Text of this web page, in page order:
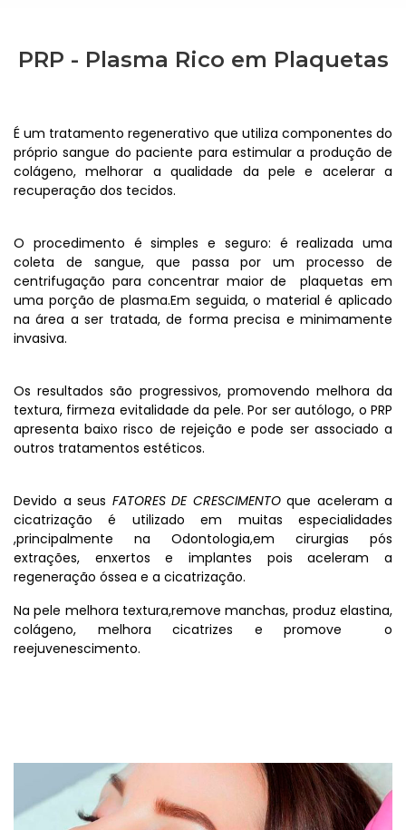
PRP - Plasma Rico em Plaquetas
É um tratamento regenerativo que utiliza componentes do
próprio sangue do paciente para estimular a produção de
colágeno, melhorar a qualidade da pele e acelerar a
recuperação dos tecidos.
O procedimento é simples e seguro: é realizada uma
coleta de sangue, que passa por um processo de
centrifugação para concentrar maior de plaquetas em
uma porção de plasma.Em seguida, o material é aplicado
na área a ser tratada, de forma precisa e minimamente
invasiva.
Os resultados são progressivos, promovendo melhora da
textura, firmeza evitalidade da pele. Por ser autólogo, o PRP
apresenta baixo risco de rejeição e pode ser associado a
outros tratamentos estéticos.
Devido a seus FATORES DE CRESCIMENTOque aceleram a
cicatrização é utilizado em muitas especialidades
,principalmente na Odontologia,em cirurgias pós
extrações, enxertos e implantes pois aceleram a
regeneração óssea e a cicatrização.
Na pele melhora textura,remove manchas, produz elastina,
colágeno, melhora cicatrizes e promove o
reejuvenescimento.